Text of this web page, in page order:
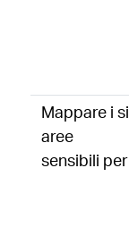
Mappare i
aree
sensibili